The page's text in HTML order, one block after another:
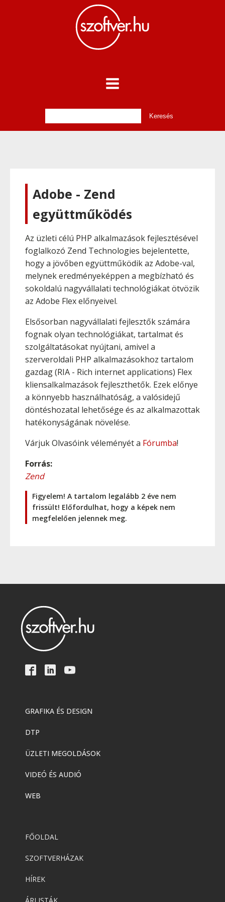
Adobe - Zend
együttműködés
Az üzleti célú PHP alkalmazások fejlesztésével
foglalkozó Zend Technologies bejelentette,
hogy a jövőben együttműködik az Adobe-val,
melynek eredményeképpen a megbízható és
sokoldalú nagyvállalati technológiákat ötvözik
az Adobe Flex előnyeivel.
Elsősorban nagyvállalati fejlesztők számára
fognak olyan technológiákat, tartalmat és
szolgáltatásokat nyújtani, amivel a
szerveroldali PHP alkalmazásokhoz tartalom
gazdag (RIA - Rich internet applications) Flex
kliensalkalmazások fejleszthetők. Ezek előnye
a könnyebb használhatóság, a valósidejű
döntéshozatal lehetősége és az alkalmazottak
hatékonyságának növelése.
Várjuk Olvasóink véleményét a Fórumba!
Forrás:
Zend
Figyelem! A tartalom legalább 2 éve nem
frissült! Előfordulhat, hogy a képek nem
megfelelően jelennek meg.
GRAFIKA ÉS DESIGN
DTP
ÜZLETI MEGOLDÁSOK
VIDEÓ ÉS AUDIÓ
WEB
FŐOLDAL
SZOFTVERHÁZAK
HÍREK